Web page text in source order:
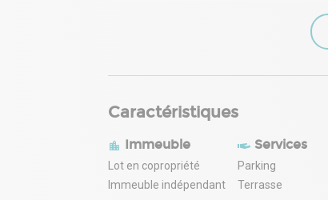
Caractéristiques
Immeuble
Lot en copropriété
Immeuble indépendant
Services
Parking
Terrasse